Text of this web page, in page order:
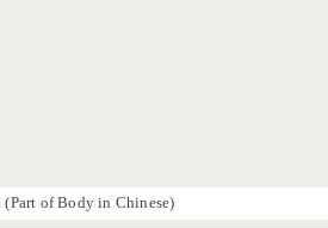
(Part of Body in Chinese)